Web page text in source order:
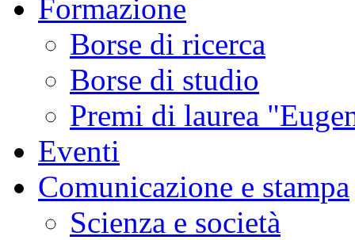
Formazione
Borse di ricerca
Borse di studio
Premi di laurea
Eventi
Comunicazione e stampa
Scienza e società